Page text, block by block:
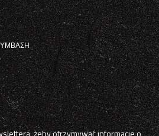
żeby otrzymywać informacje o